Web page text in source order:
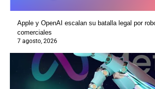
Apple y OpenAI escalan su batalla legal por
comerciales
7 agosto, 2026